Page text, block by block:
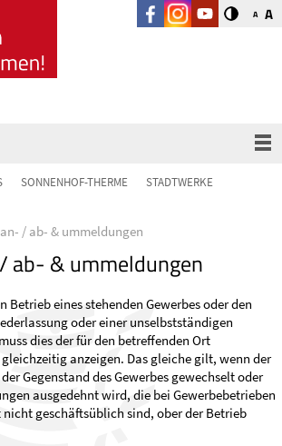
A A
SONNENHOF-THERME STADTWERKE
/ ab- & ummeldungen
ab- & ummeldungen
Betrieb eines stehenden Gewerbes oder den
oder einer unselbstständigen
dies der für den betreffenden Ort
anzeigen. Das gleiche gilt, wenn der
Gegenstand des Gewerbes gewechselt oder
ausgedehnt wird, die bei Gewerbebetrieben
geschäftsüblich sind, ober der Betrieb